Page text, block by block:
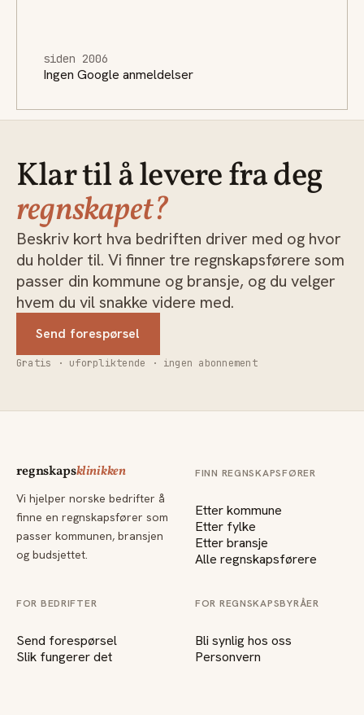
siden 2006
Ingen Google anmeldelser
Klar til å levere fra deg
regnskapet?
Beskriv kort hva bedriften driver med og hvor
du holder til. Vi finner tre regnskapsførere som
passer din kommune og bransje, og du velger
hvem du vil snakke videre med.
Send forespørsel
Gratis · uforpliktende · ingen abonnement
regnskapsklinikken
Vi hjelper norske bedrifter å
finne en regnskapsfører som
passer kommunen, bransjen
og budsjettet.
FINN REGNSKAPSFØRER
Etter kommune
Etter fylke
Etter bransje
Alle regnskapsførere
FOR BEDRIFTER
Send forespørsel
Slik fungerer det
FOR REGNSKAPSBYRÅER
Bli synlig hos oss
Personvern